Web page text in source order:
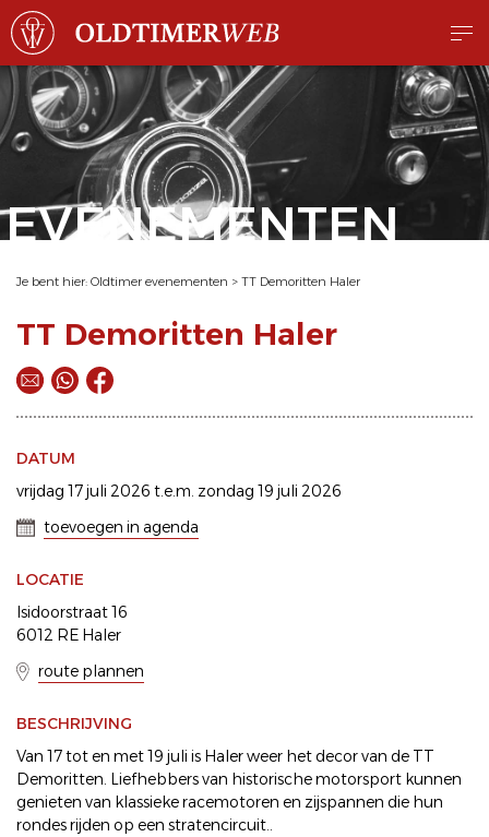
EVENEMENTEN
Je bent hier: Oldtimer evenementen > TT Demoritten Haler
TT Demoritten Haler
DATUM
vrijdag 17 juli 2026 t.e.m. zondag 19 juli 2026
toevoegen in agenda
LOCATIE
Isidoorstraat 16
6012 RE Haler
route plannen
BESCHRIJVING
Van 17 tot en met 19 juli is Haler weer het decor van de TT
Demoritten. Liefhebbers van historische motorsport kunnen
genieten van klassieke racemotoren en zijspannen die hun
rondes rijden op een stratencircuit..